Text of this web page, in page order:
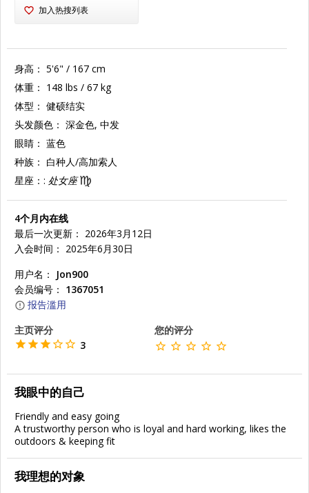
加入热搜列表
身高： 5'6" / 167 cm
体重： 148 lbs / 67 kg
体型： 健硕结实
头发颜色： 深金色, 中发
眼睛： 蓝色
种族： 白种人/高加索人
星座：: 处女座
4个月内在线
最后一次更新： 2026年3月12日
入会时间： 2025年6月30日
用户名：
Jon900
会员编号： 1367051
报告滥用
主页评分
3
您的评分
我眼中的自己
Friendly and easy going
A trustworthy person who is loyal and hard working, likes the
outdoors & keeping fit
我理想的对象